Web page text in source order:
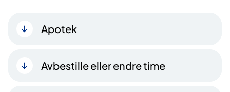
Apotek
Avbestille eller endre time